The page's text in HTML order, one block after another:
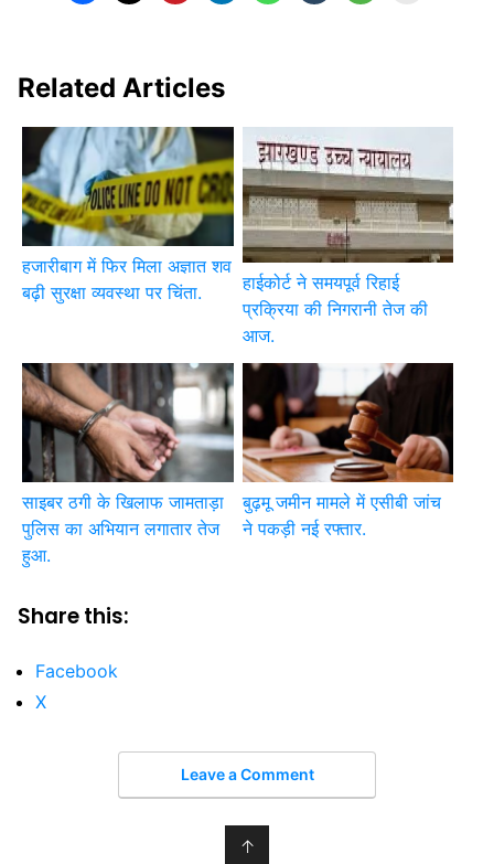
Related Articles
हजारीबाग में फिर मिला अज्ञात शव
बढ़ी सुरक्षा व्यवस्था पर चिंता.
हाईकोर्ट ने समयपूर्व रिहाई
प्रक्रिया की निगरानी तेज की
आज.
साइबर ठगी के खिलाफ जामताड़ा
पुलिस का अभियान लगातार तेज
हुआ.
बुढ़मू जमीन मामले में एसीबी जांच
ने पकड़ी नई रफ्तार.
Share this:
Facebook
X
Leave a Comment
↑